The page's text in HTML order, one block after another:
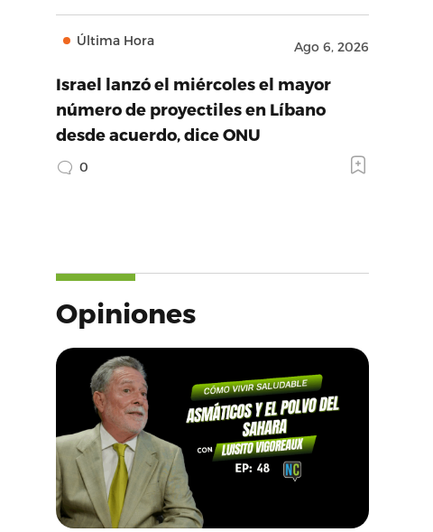
Última Hora Ago 6, 2026
Israel lanzó el miércoles el mayor
número de proyectiles en Líbano
desde acuerdo, dice ONU
0
Opiniones